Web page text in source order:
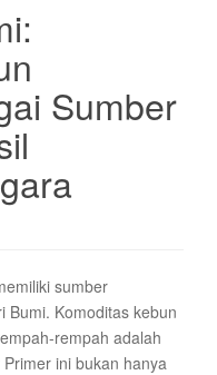
Sumber
sumber
Bumi. Komoditas kebun
rempah adalah
ini bukan hanya